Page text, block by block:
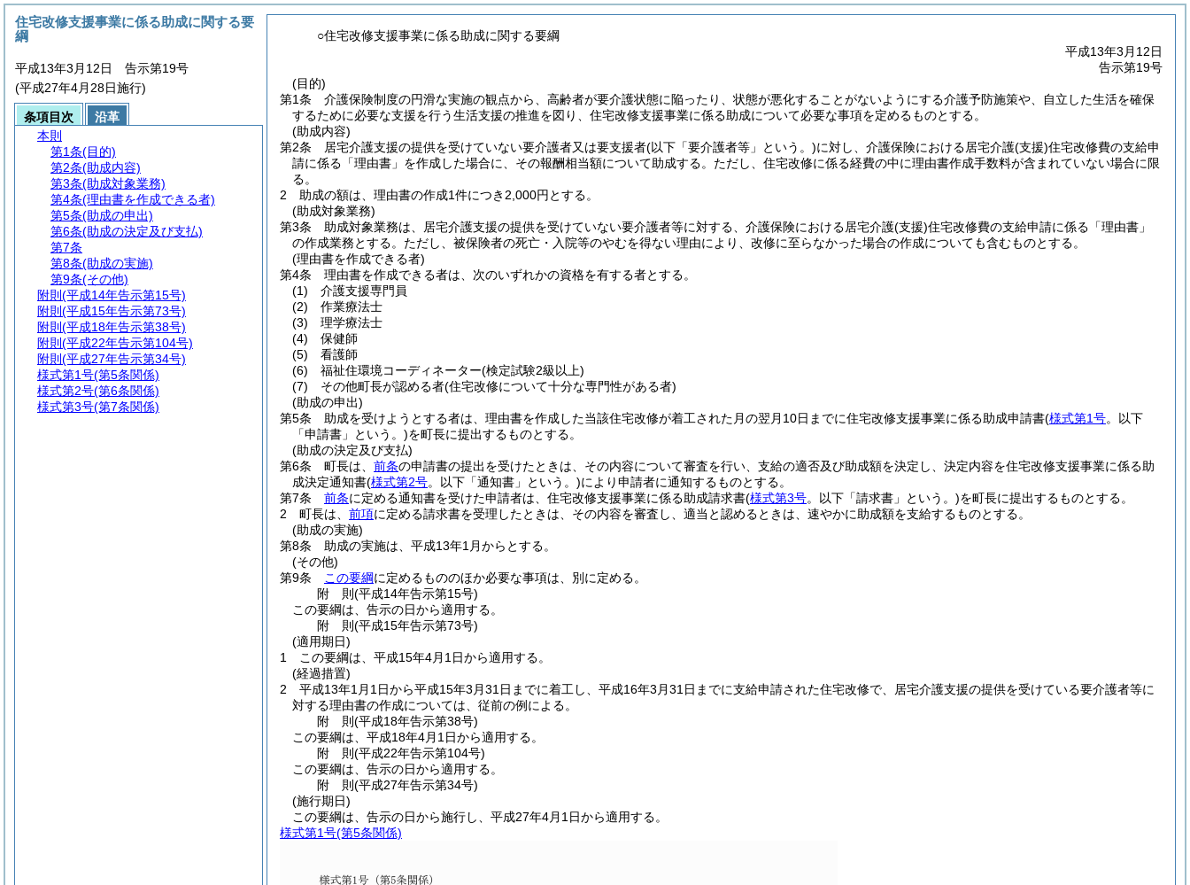
○住宅改修支援事業に係る助成に関する要綱
平成13年3月12日
告示第19号
(目的)
第1条
介護保険制度の円滑な実施の観点から、高齢者が要介護状態に陥ったり、状態が悪化することがないようにする介護予防施策や、自立した生活を確保
するために必要な支援を行う生活支援の推進を図り、住宅改修支援事業に係る助成について必要な事項を定めるものとする。
(助成内容)
第2条
居宅介護支援の提供を受けていない要介護者又は要支援者(以下「要介護者等」という。)に対し、介護保険における居宅介護(支援)住宅改修費の支給申
請に係る「理由書」を作成した場合に、その報酬相当額について助成する。 ただし、住宅改修に係る経費の中に理由書作成手数料が含まれていない場合に限
る。
2
助成の額は、理由書の作成1件につき2,000円とする。
(助成対象業務)
第3条
助成対象業務は、居宅介護支援の提供を受けていない要介護者等に対する、介護保険における居宅介護(支援)住宅改修費の支給申請に係る「理由書」
の作成業務とする。 ただし、被保険者の死亡・入院等のやむを得ない理由により、改修に至らなかった場合の作成についても含むものとする。
(理由書を作成できる者)
第4条
理由書を作成できる者は、次のいずれかの資格を有する者とする。
(1)
介護支援専門員
(2)
作業療法士
(3)
理学療法士
(4)
保健師
(5)
看護師
(6)
福祉住環境コーディネーター(検定試験2級以上)
(7)
その他町長が認める者(住宅改修について十分な専門性がある者)
(助成の申出)
第5条
助成を受けようとする者は、理由書を作成した当該住宅改修が着工された月の翌月10日までに住宅改修支援事業に係る助成申請書(様式第1号。以下
「申請書」という。)を町長に提出するものとする。
(助成の決定及び支払)
第6条
町長は、 前条の申請書の提出を受けたときは、その内容について審査を行い、支給の適否及び助成額を決定し、決定内容を住宅改修支援事業に係る助
成決定通知書(様式第2号。以下「通知書」という。)により申請者に通知するものとする。
第7条
前条に定める通知書を受けた申請者は、住宅改修支援事業に係る助成請求書(様式第3号。以下「請求書」という。)を町長に提出するものとする。
2
町長は、 前項に定める請求書を受理したときは、その内容を審査し、適当と認めるときは、速やかに助成額を支給するものとする。
(助成の実施)
第8条
助成の実施は、平成13年1月からとする。
(その他)
第9条
この要綱に定めるもののほか必要な事項は、別に定める。
附 則(平成14年告示第15号)
この要綱は、告示の日から適用する。
附 則(平成15年告示第73号)
(適用期日)
1
この要綱は、平成15年4月1日から適用する。
(経過措置)
2
平成13年1月1日から平成15年3月31日までに着工し、平成16年3月31日までに支給申請された住宅改修で、居宅介護支援の提供を受けている要介護者等に
対する理由書の作成については、従前の例による。
附 則(平成18年告示第38号)
この要綱は、平成18年4月1日から適用する。
附 則(平成22年告示第104号)
この要綱は、告示の日から適用する。
附 則(平成27年告示第34号)
(施行期日)
この要綱は、告示の日から施行し、平成27年4月1日から適用する。
様式第1号(第5条関係)
住宅改修支援事業に係る助成に関する要
綱
平成13年3月12日 告示第19号
(平成27年4月28日施行)
条項目次
沿革
本則
第1条(目的)
第2条(助成内容)
第3条(助成対象業務)
第4条(理由書を作成できる者)
第5条(助成の申出)
第6条(助成の決定及び支払)
第7条
第8条(助成の実施)
第9条(その他)
附則 (平成14年告示第15号)
附則 (平成15年告示第73号)
附則 (平成18年告示第38号)
附則 (平成22年告示第104号)
附則 (平成27年告示第34号)
様式第1号(第5条関係)
様式第2号(第6条関係)
様式第3号(第7条関係)